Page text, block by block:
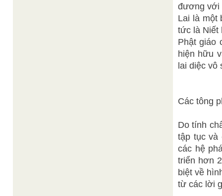
đương với
Lai là một
tức là Niết
Phật giáo
hiện hữu
lai diệc
Các tông
Do tính
tập tục và
các hệ
triển hơn
biệt về
từ các lời